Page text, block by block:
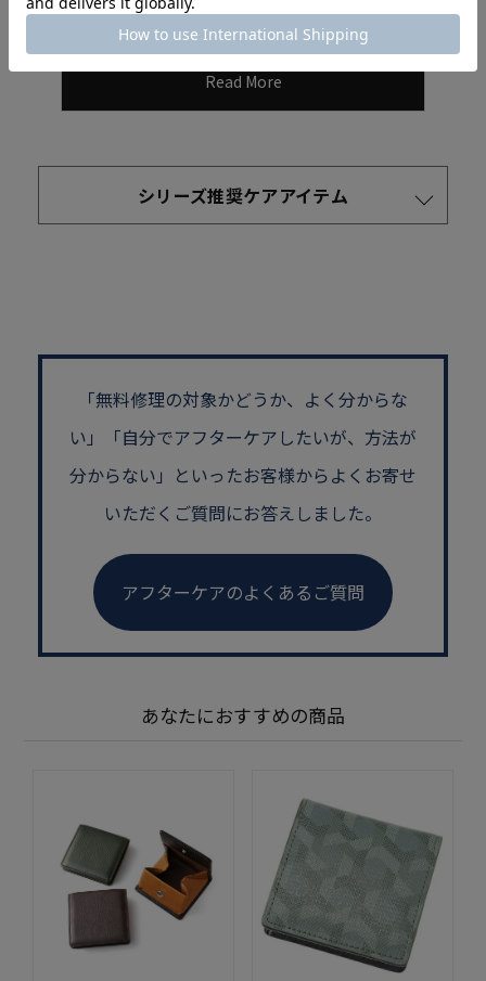
Read More
シリーズ推奨ケアアイテム
「無料修理の対象かどうか、よく分からな
い」
「自分でアフターケアしたいが、方法が
分からない」といったお客様からよくお寄せ
いただくご質問にお答えしました。
アフターケアのよくあるご質問
あなたにおすすめの商品